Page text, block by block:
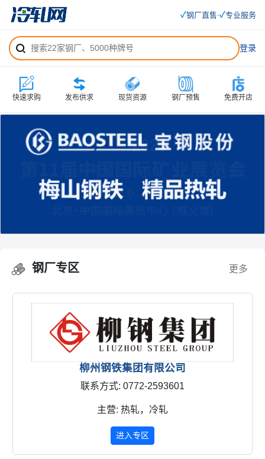
✓钢厂直售·✓专业服务
登录
快速求购 发布供求 现货资源 钢厂预售 免费开店
钢厂专区 更多
柳州钢铁集团有限公司
联系方式: 0772-2593601
主营: 热轧，冷轧
进入专区